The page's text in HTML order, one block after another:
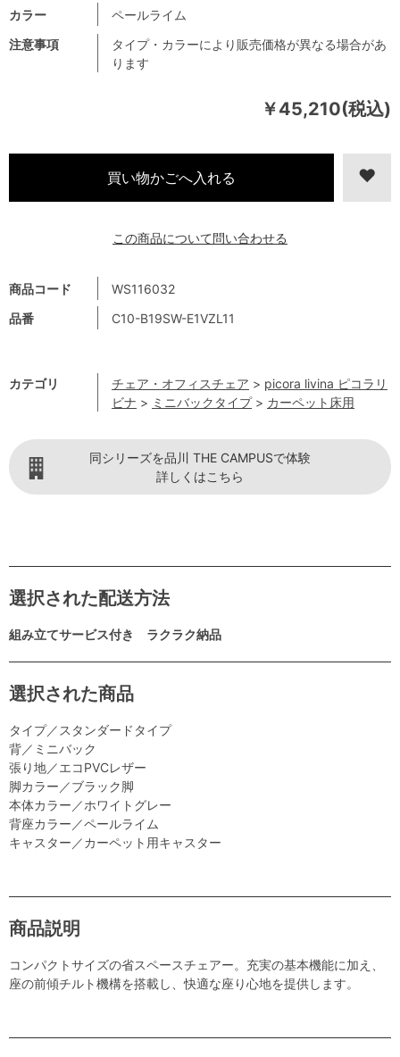
￥45,210(税込)
商品コード
WS116032
品番
C10-B19SW-E1VZL11
カテゴリ チェア・オフィスチェア > picora livina ピコラリ
ビナ > ミニバックタイプ> カーペット床用
注意事項
タイプ・カラーにより販売価格が異なる場合があ
ります
カラー
ペールライム
この商品について問い合わせる
同シリーズを品川 THE CAMPUSで体験
詳しくはこちら
選択された配送方法
組み立てサービス付き ラクラク納品
選択された商品
タイプ／スタンダードタイプ
背／ミニバック
張り地／エコPVCレザー
脚カラー／ブラック脚
本体カラー／ホワイトグレー
背座カラー／ペールライム
キャスター／カーペット用キャスター
商品説明
コンパクトサイズの省スペースチェアー。充実の基本機能に加え、
座の前傾チルト機構を搭載し、快適な座り心地を提供します。